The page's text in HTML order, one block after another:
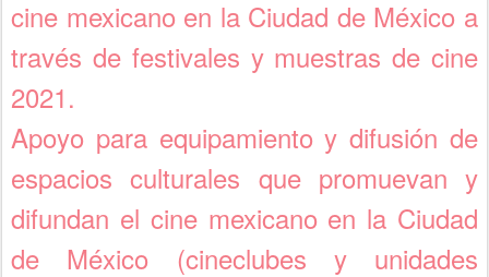
cine mexicano en la Ciudad de México a
través de festivales y muestras de cine
2021.
Apoyo para equipamiento y difusión de
espacios culturales que promuevan y
difundan el cine mexicano en la Ciudad
de México (cineclubes y unidades